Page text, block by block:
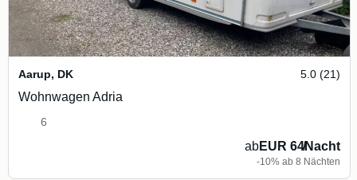
Aarup, DK 5.0 (21)
Wohnwagen Adria
6
abEUR 64/Nacht
-10% ab 8 Nächten